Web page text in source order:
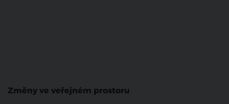
Změny ve veřejném prostoru